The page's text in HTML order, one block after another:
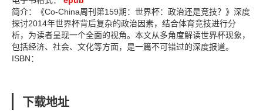
简介：《Co-China周刊第159期：世界杯：政治还是竞技？》深度
探讨2014年世界杯背后复杂的政治因素，结合体育竞技进行分
析，为读者呈现一个全面的视角。本文从多角度解读世界杯现象，
包括经济、社会、文化等方面，是一篇不可错过的深度报道。
ISBN：
下载地址